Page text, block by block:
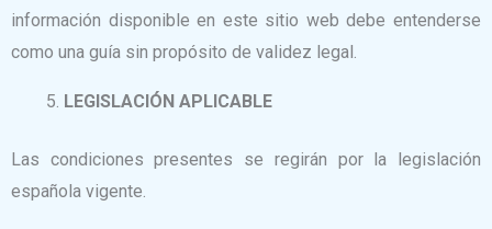
información disponible en este sitio web debe entenderse
como una guía sin propósito de validez legal.
LEGISLACIÓN APLICABLE
Las condiciones presentes se regirán por la legislación
española vigente.